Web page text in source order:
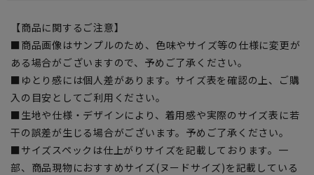
【商品に関するご注意】
■商品画像はサンプルのため、色味やサイズ等の仕様に変更が
ある場合がございますので、予めご了承ください。
■ゆとり感には個人差があります。サイズ表を確認の上、ご購
入の目安としてご利用ください。
■生地や仕様・デザインにより、着用感や実際のサイズ表に若
干の誤差が生じる場合がございます。予めご了承ください。
■サイズスペックは仕上がりサイズを記載しております。一
部、商品現物におすすめサイズ(ヌードサイズ)を記載している